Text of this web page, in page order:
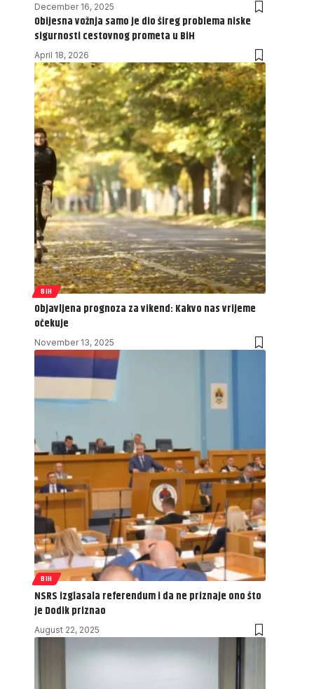
December 16, 2025
Obijesna vožnja samo je dio šireg problema niske
sigurnosti cestovnog prometa u BiH
April 18, 2026
BIH
Objavljena prognoza za vikend: Kakvo nas vrijeme
očekuje
November 13, 2025
BIH
NSRS izglasala referendum i da ne priznaje ono što
je Dodik priznao
August 22, 2025